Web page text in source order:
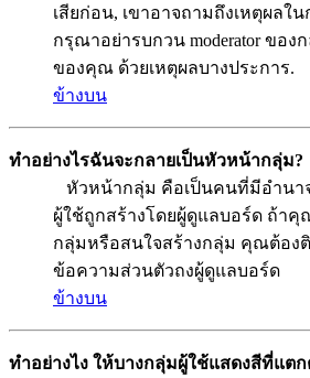
เสียก่อน, เขาอาจถามถึงเหตุผลใ
กรุณาอย่ารบกวน moderator ของ
ของคุณ ด้วยเหตุผลบางประการ.
ข้างบน
ทำอย่างไรฉันจะกลายเป็นหัวหน้ากลุ่ม?
หัวหน้ากลุ่ม คือเป็นคนที่มีอำนา
ผู้ใช้ถูกสร้างโดยผู้ดูแลบอร์ด ถ้าคุ
กลุ่มหรือสนใจสร้างกลุ่ม คุณต้อง
ข้อความส่วนตัวถงผู้ดูแลบอร์ด
ข้างบน
ทำอย่างไง ให้บางกลุ่มผู้ใช้แสดงสีที่แตก